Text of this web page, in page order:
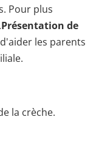
Pour plus
Présentation de
les parents
la crèche.